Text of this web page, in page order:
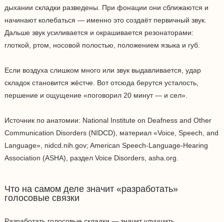
дыхании складки разведены. При фонации они сближаются и
начинают колебаться — именно это создаёт первичный звук.
Дальше звук усиливается и окрашивается резонаторами:
глоткой, ртом, носовой полостью, положением языка и губ.
Если воздуха слишком много или звук выдавливается, удар
складок становится жёстче. Вот отсюда берутся усталость,
першение и ощущение «поговорил 20 минут — и сел».
Источник по анатомии: National Institute on Deafness and Other
Communication Disorders (NIDCD), материал «Voice, Speech, and
Language», nidcd.nih.gov; American Speech-Language-Hearing
Association (ASHA), раздел Voice Disorders, asha.org.
Что на самом деле значит «разработать»
голосовые связки